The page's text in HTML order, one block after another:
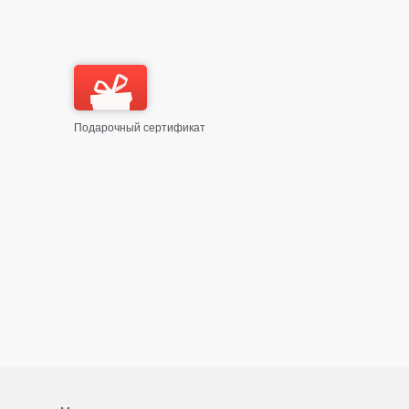
Подарочный сертификат